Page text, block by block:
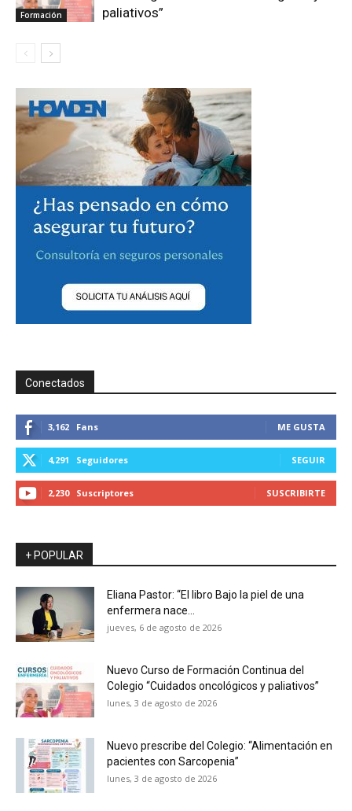
Formación
paliativos”
Conectados
3,162 Fans ME GUSTA
4,291 Seguidores SEGUIR
2,230 Suscriptores SUSCRIBIRTE
+ POPULAR
Eliana Pastor: “El libro Bajo la piel de una
enfermera nace...
jueves, 6 de agosto de 2026
Nuevo Curso de Formación Continua del
Colegio “Cuidados oncológicos y paliativos”
lunes, 3 de agosto de 2026
Nuevo prescribe del Colegio: “Alimentación en
pacientes con Sarcopenia”
lunes, 3 de agosto de 2026